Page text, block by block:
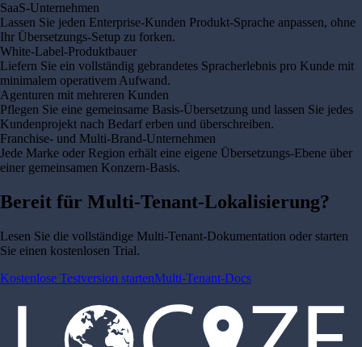
SaaS-Unternehmen
Lassen Sie jeden Enterprise-Kunden Produkt-Sprache anpassen, ohne
Ihr Übersetzungs-Setup zu forken.
White-Label-Produktbauer
Liefern Sie ein vollständig gebrandetes Spracherlebnis pro Kunde mit
minimalem operativem Aufwand.
Agenturen mit mehreren Kunden
Pflegen Sie eine gemeinsame Basis-Übersetzung und lassen Sie jedes
Kundenprojekt nach Bedarf erben und überschreiben.
Franchise- und Multi-Brand-Unternehmen
Jede Marke oder Region erhält eine eigene Übersetzungs-Ebene über
einer gemeinsamen Konzern-Basis.
Bereit für Multi-Tenant-Lokalisierung?
Lesen Sie die vollständige Multi-Tenant-Dokumentation oder starten
Sie einen kostenlosen Trial.
Kostenlose Testversion startenMulti-Tenant-Docs